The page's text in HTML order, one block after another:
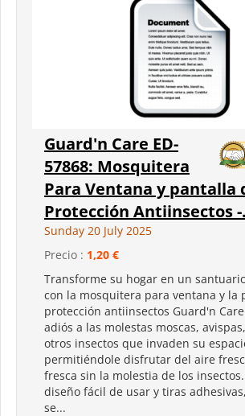
Guard'n Care ED-
57868: Mosquitera
Para Ventana y pantalla
Protección Antiinsectos -
Sunday 20 July 2025
Precio : 1,20 €
Transforme su hogar en un
con la mosquitera para ventana y la
protección antiinsectos Guard'n
adiós a las molestas moscas,
otros insectos que invaden su
permitiéndole disfrutar del aire
fresca sin la molestia de los
diseño fácil de usar y tiras
se...